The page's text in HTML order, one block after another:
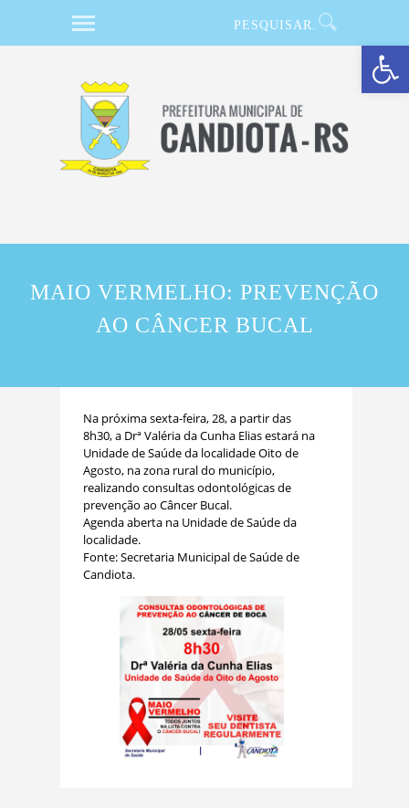
Barra de Ferramentas Aberta
MAIO VERMELHO: PREVENÇÃO
AO CÂNCER BUCAL
Na próxima sexta-feira, 28, a partir das
8h30, a Drª Valéria da Cunha Elias estará na
Unidade de Saúde da localidade Oito de
Agosto, na zona rural do município,
realizando consultas odontológicas de
prevenção ao Câncer Bucal.
Agenda aberta na Unidade de Saúde da
localidade.
Fonte: Secretaria Municipal de Saúde de
Candiota.